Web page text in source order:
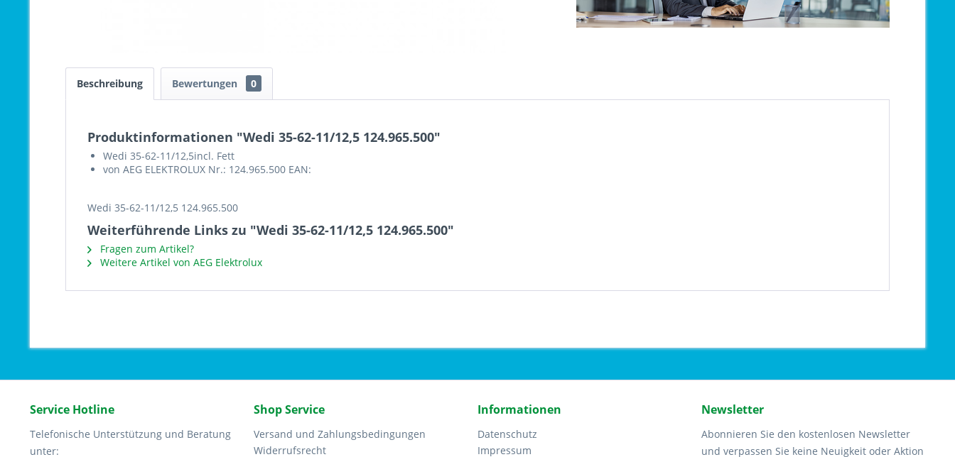
Beschreibung Bewertungen 0
Produktinformationen "Wedi 35-62-11/12,5 124.965.500"
Wedi 35-62-11/12,5incl. Fett
von AEG ELEKTROLUX Nr.: 124.965.500 EAN:
Wedi 35-62-11/12,5 124.965.500
Weiterführende Links zu "Wedi 35-62-11/12,5 124.965.500"
Fragen zum Artikel?
Weitere Artikel von AEG Elektrolux
Service Hotline
Telefonische Unterstützung und Beratung
unter:
Shop Service
Versand und Zahlungsbedingungen
Widerrufsrecht
Informationen
Datenschutz
Impressum
Newsletter
Abonnieren Sie den kostenlosen Newsletter
und verpassen Sie keine Neuigkeit oder Aktion